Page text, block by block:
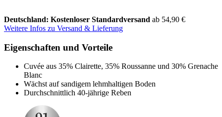
Deutschland: Kostenloser Standardversand ab 54,90 €
Weitere Infos zu Versand & Lieferung
Eigenschaften und Vorteile
Cuvée aus 35% Clairette, 35% Roussanne und 30% Grenache
Blanc
Wächst auf sandigem lehmhaltigen Boden
Durchschnittlich 40-jährige Reben